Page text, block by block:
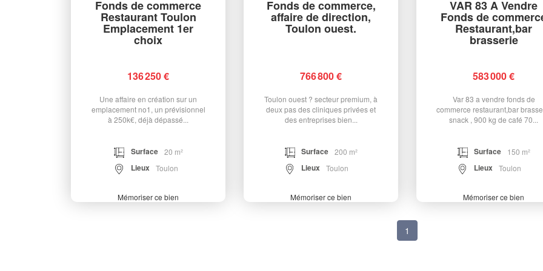
Fonds de commerce
Restaurant Toulon
Emplacement 1er
choix
136 250 €
Une affaire en création sur un
emplacement no1, un prévisionnel
à 250k€, déjà dépassé...
Surface 20 m²
Lieux Toulon
Mémoriser ce bien
Fonds de commerce,
affaire de direction,
Toulon ouest.
766 800 €
Toulon ouest ? secteur premium, à
deux pas des cliniques privées et
des entreprises bien...
Surface 200 m²
Lieux Toulon
Mémoriser ce bien
VAR 83 A Vendre
Fonds de
Restaurant,bar
brasserie
583 000 €
Var 83 a vendre fonds de
commerce restaurant,bar
snack , 900 kg de café 70...
Surface 150 m²
Lieux Toulon
Mémoriser ce bien
1